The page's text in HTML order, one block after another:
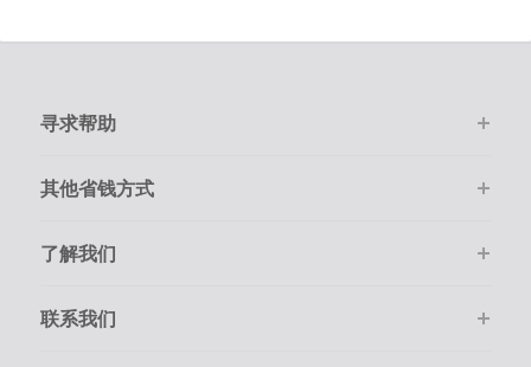
寻求帮助
其他省钱方式
了解我们
联系我们